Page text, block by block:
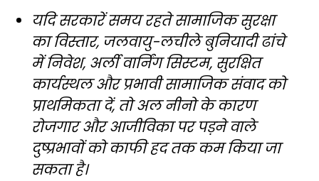
यदि सरकारें समय रहते सामाजिक सुरक्षा
का विस्तार, जलवायु-लचीले बुनियादी ढांचे
में निवेश, अर्ली वार्निंग सिस्टम, सुरक्षित
कार्यस्थल और प्रभावी सामाजिक संवाद को
प्राथमिकता दें, तो अल नीनो के कारण
रोजगार और आजीविका पर पड़ने वाले
दुष्प्रभावों को काफी हद तक कम किया जा
सकता है।